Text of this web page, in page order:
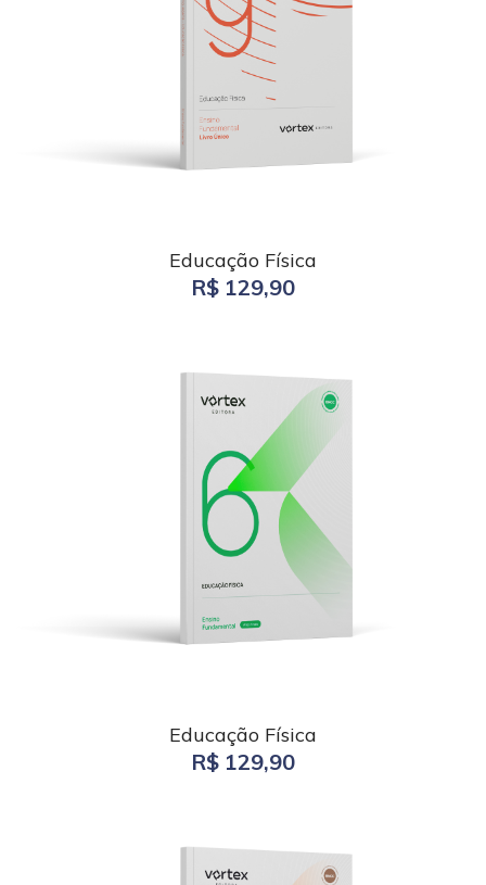
Educação Física
R$ 129,90
Educação Física
R$ 129,90